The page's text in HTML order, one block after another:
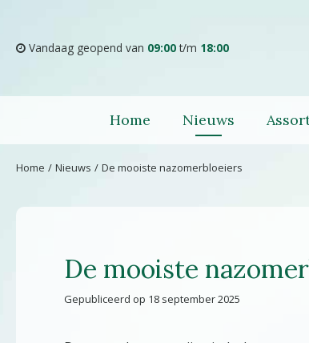
content
Home Nieuws De mooiste nazomerbloeiers
Vandaag geopend van 09:00t/m 18:00
Home Nieuws
De mooiste
Gepubliceerd op 18 september 2025